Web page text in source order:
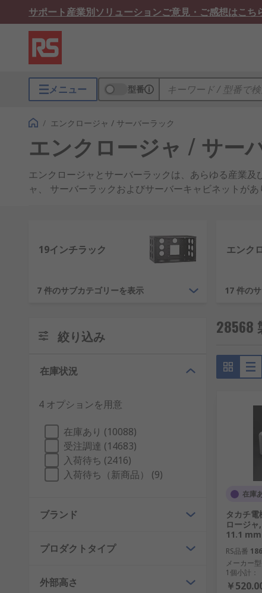
サポート産業別ソリューションご意見・ご感想はこち
メニュー 型番
/ エンクロージャ / サーバーラック
エンクロージャ / サー
エンクロージャとサーバーラックは、あらゆる産業
ャ、 サーバーラックおよびサーバーキャビネットが
エンクロージャ収納とラック整理法を改善させる必
次のようなさまざまな製品を取り扱っています：
19 インチラック。
19 インチラックは、コンピュータネットワークおよ
り、この装置を床面積や棚スペースをほとんど取ら
ラックマウントケース
サーバーラック サーバー引き出し
サブラック
またほかにも、ラックマウント用の金具、 ラックパ
エンクロージャ
エンクロージャは、保護ボックスで、汚れに弱い機
おり、屋内外での保護を提供します。また、安全性
ューションを提供しています。
19インチラック
7 件のサブカテゴリーを表示
エンク
17 件の
絞り込み
在庫状況
4 オプションを用意
在庫あり (10088)
受注調達 (14683)
入荷待ち (2416)
入荷待ち（新商品） (9)
ブランド
プロダクトタイプ
外部高さ
28568
在庫
タカチ電
ロージ
11.1 mm
RS品番
メーカー
1個小計：
￥